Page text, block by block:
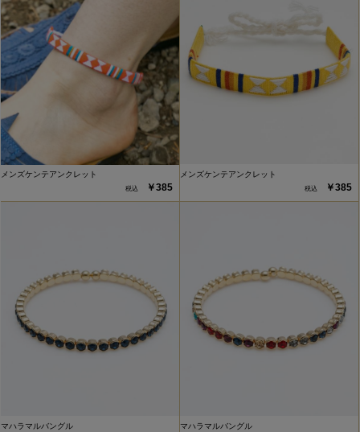
メンズケンテアンクレット
￥385
メンズケンテアンクレット
￥385
マハラマルバングル マハラマルバングル